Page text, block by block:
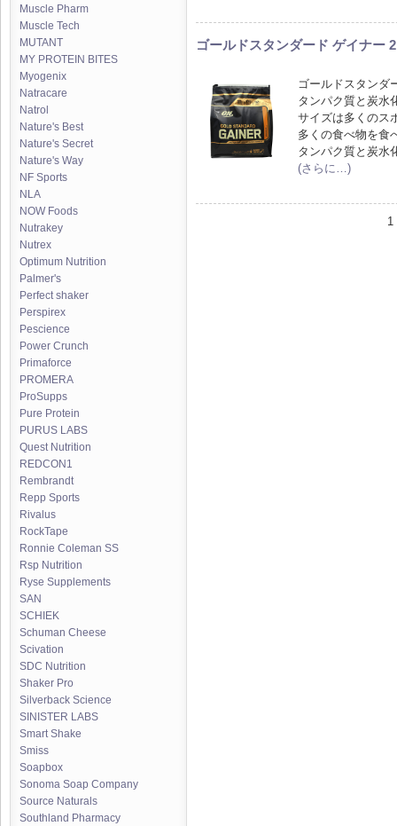
Muscle Pharm
Muscle Tech
MUTANT
MY PROTEIN BITES
Myogenix
Natracare
Natrol
Nature's Best
Nature's Secret
Nature's Way
NF Sports
NLA
NOW Foods
Nutrakey
Nutrex
Optimum Nutrition
Palmer's
Perfect shaker
Perspirex
Pescience
Power Crunch
Primaforce
PROMERA
ProSupps
Pure Protein
PURUS LABS
Quest Nutrition
REDCON1
Rembrandt
Repp Sports
Rivalus
RockTape
Ronnie Coleman SS
Rsp Nutrition
Ryse Supplements
SAN
SCHIEK
Schuman Cheese
Scivation
SDC Nutrition
Shaker Pro
Silverback Science
SINISTER LABS
Smart Shake
Smiss
Soapbox
Sonoma Soap Company
Source Naturals
Southland Pharmacy
ゴールドスタンダード ゲイナー
ゴールドスタンダ
タンパク質と炭水
サイズは多くのス
多くの食べ物を食
タンパク質と炭水
(さらに…)
1